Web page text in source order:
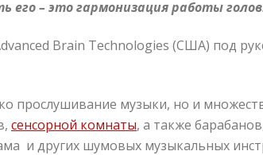
– это гармонизация работы
Brain Technologies (США) под
прослушивание музыки, но и
сенсорной комнаты, а также
и других шумовых музыкальных